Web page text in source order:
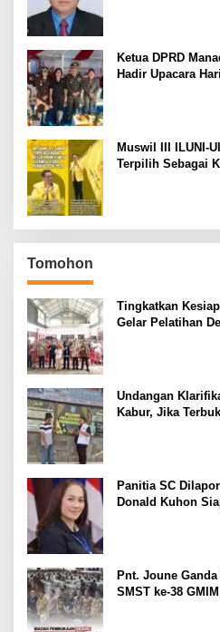
Ketua DPRD
Hadir Upacara
Muswil III ILUNI-
Terpilih Sebagai
Tomohon
Tingkatkan
Gelar Pelatihan
Undangan
Kabur, Jika
Panitia SC
Donald Kuhon
Pnt. Joune
SMST ke-38